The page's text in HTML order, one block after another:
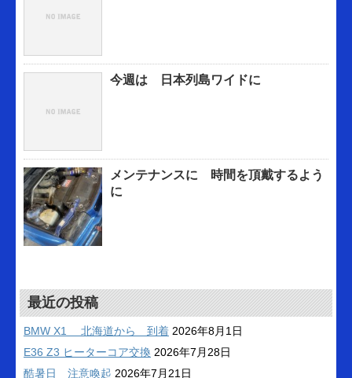
今週は 日本列島ワイドに
メンテナンスに 時間を頂戴するよう
に
最近の投稿
BMW X1 北海道から 到着 2026年8月1日
E36 Z3 ヒーターコア交換 2026年7月28日
酷暑日 注意喚起 2026年7月21日